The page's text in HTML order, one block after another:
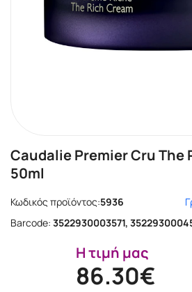
Caudalie Premier Cru The
50ml
Κωδικός προϊόντος:5936
Barcode: 3522930003571,
Η τιμή μας
86.30€